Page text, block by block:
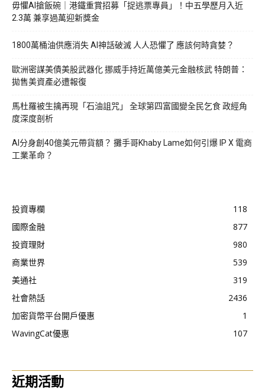
毋懼AI搶飯碗｜港鐵重賞招募「捉逃票專員」！中五學歷月入近
2.3萬 兼享過萬迎新獎金
1800萬桶油供應消失 AI神話破滅 人人恐懼了 應該何時貪婪？
歐洲密謀美債美股武器化 挪威手持近萬億美元金融核武 特朗普：
拋售美資產必遭報復
馬杜羅被生擒再現「石油詛咒」 全球第四富國變全民乞食 政經角
度深度剖析
AI分身創40億美元帶貨額？ 攤手哥Khaby Lame如何引爆 IP X 電商
工業革命？
投資專欄
118
國際金融
877
投資理財
980
商業世界
539
美通社
319
社會熱話
2436
加密貨幣平台開戶優惠
1
WavingCat優惠
107
近期活動